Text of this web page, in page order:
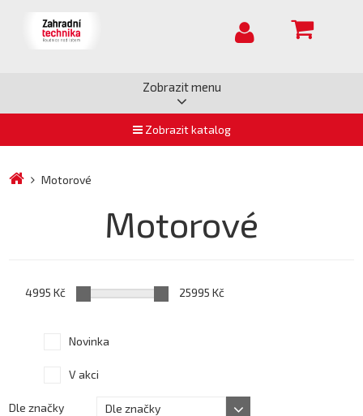
Zobrazit menu
Zobrazit katalog
Motorové
Motorové
4995 Kč 25995 Kč
Novinka
V akci
Dle značky Dle značky